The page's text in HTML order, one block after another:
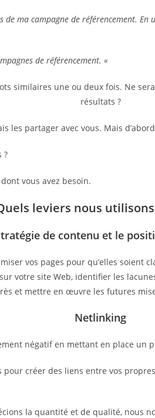
de ma campagne de référencement.
de référencement. «
similaires une ou deux fois. Ne
résultats ?
les partager avec vous. Mais
?
vous avez besoin.
leviers nous utilisons
de contenu et le
vos pages pour qu’elles
votre site Web, identifier les
et mettre en œuvre les futures
Netlinking
négatif en mettant en place un
créer des liens entre vos
la quantité et de qualité, nous